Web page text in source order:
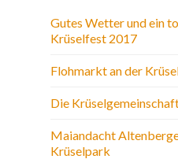
Gutes Wetter und ein
Krüselfest 2017
Flohmarkt an der
Die
Maiandacht
Krüselpark